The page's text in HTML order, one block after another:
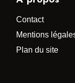
Contact
Mentions
Plan du site